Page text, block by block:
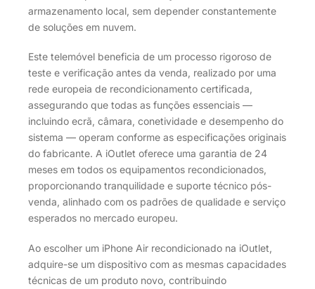
armazenamento local, sem depender constantemente
de soluções em nuvem.
Este telemóvel beneficia de um processo rigoroso de
teste e verificação antes da venda, realizado por uma
rede europeia de recondicionamento certificada,
assegurando que todas as funções essenciais —
incluindo ecrã, câmara, conetividade e desempenho do
sistema — operam conforme as especificações originais
do fabricante. A iOutlet oferece uma garantia de 24
meses em todos os equipamentos recondicionados,
proporcionando tranquilidade e suporte técnico pós-
venda, alinhado com os padrões de qualidade e serviço
esperados no mercado europeu.
Ao escolher um iPhone Air recondicionado na iOutlet,
adquire-se um dispositivo com as mesmas capacidades
técnicas de um produto novo, contribuindo